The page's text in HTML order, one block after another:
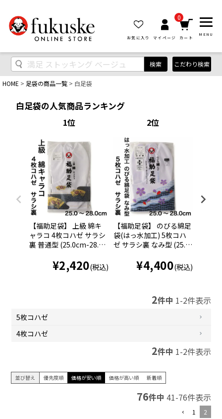
お気に入り マイページ
0
カート
MENU
検索 こだわり検索
HOME 足袋の商品一覧 白足袋
白足袋の人気商品ランキング
1
【福助足袋】 上級 綿キ
ャラコ 4枚コハゼ サラシ
裏 普通型 (25.0cm-28.0c
¥2,420(税込)
2
【福助足袋】 のびる綿足
袋(はっ水加工) 5枚コハ
ゼ サラシ裏 なみ型 (25.0
¥4,400(税込)
2件中 1-2件表示
5枚コハゼ
4枚コハゼ
2件中 1-2件表示
並び替え 優先度順 価格が安い順 価格が高い順 新着順
76件中 41-76件表示
1 2